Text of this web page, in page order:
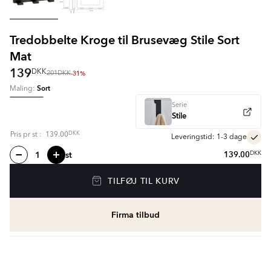
Tredobbelte Kroge til Brusevæg Stile Sort
Mat
139DKK201DKK-31%
Maling: Sort
Serie
Stile
Pris pr st : 139.00DKK
Leveringstid: 1-3 dage
st 139.00DKK
TILFØJ TIL KURV
Firma tilbud